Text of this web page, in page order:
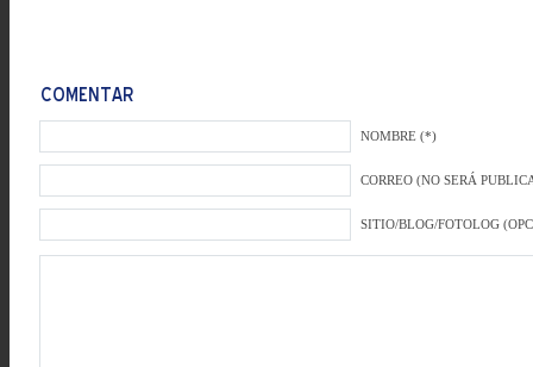
NOMBRE (*)
CORREO (NO SERÁ
SITIO/BLOG/FOTOLOG